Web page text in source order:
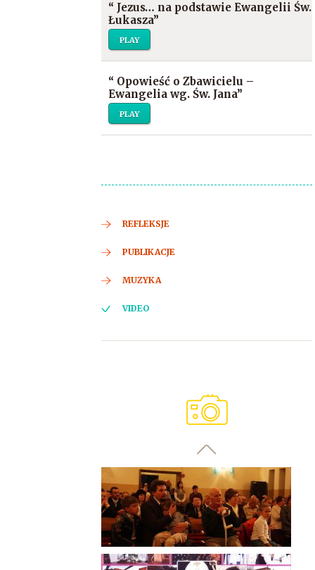
“ Jezus… na podstawie Ewangelii Św.
Łukasza”
PLAY
“ Opowieść o Zbawicielu –
Ewangelia wg. Św. Jana”
PLAY
REFLEKSJE
PUBLIKACJE
MUZYKA
VIDEO